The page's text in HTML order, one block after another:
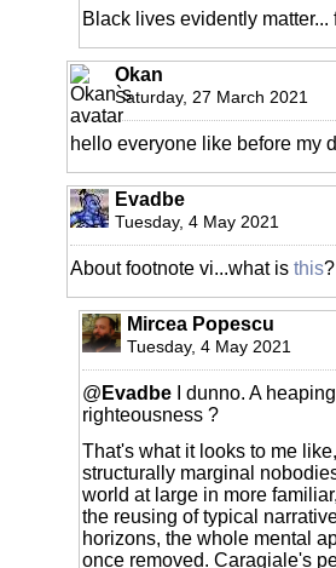
Black lives evidently matter...
Okan
Saturday, 27 March 2021
hello everyone like before my
Evadbe
Tuesday, 4 May 2021
About footnote vi...what is this?
Mircea Popescu
Tuesday, 4 May 2021
@ Evadbe I dunno. A
righteousness ?
That's what it looks to me
structurally marginal
world at large in more
the reusing of typical
horizons, the whole mental
once removed. Caragiale's